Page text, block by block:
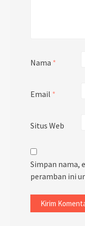
Nama *
Email *
Situs Web
Simpan nama,
peramban ini